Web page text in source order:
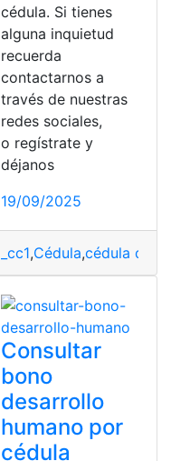
provincia
cédula. Si tienes
alguna inquietud
recuerda
contactarnos a
través de nuestras
redes sociales,
o regístrate y
déjanos
19/09/2025
_cc1,Cédula,cédula de
Consultar
bono
desarrollo
humano por
cédula